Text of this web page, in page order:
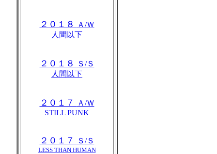
２０１８
Ａ/Ｗ
人間以下
２０１８
Ｓ/Ｓ
人間以下
２０１７
Ａ/Ｗ
STILL PUNK
２０１７ Ｓ/Ｓ
LESS THAN HUMAN